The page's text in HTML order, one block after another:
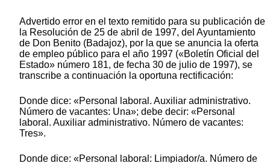
Advertido error en el texto remitido para su publicación de
la Resolución de 25 de abril de 1997, del Ayuntamiento
de Don Benito (Badajoz), por la que se anuncia la oferta
de empleo público para el año 1997 («Boletín Oficial del
Estado» número 181, de fecha 30 de julio de 1997), se
transcribe a continuación la oportuna rectificación:
Donde dice: «Personal laboral. Auxiliar administrativo.
Número de vacantes: Una»; debe decir: «Personal
laboral. Auxiliar administrativo. Número de vacantes:
Tres».
Donde dice: «Personal laboral: Limpiador/a. Número de